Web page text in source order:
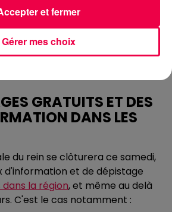
professionnels de santé (une
un enseignant en
une tabacologue) et
conseils pour préserver la
GRATUITS ET DES
DANS LES
du rein se clôturera ce samedi,
d'information et de dépistage
la région, et même au delà
C'est le cas notamment :
Gérer mes choix
et fermer